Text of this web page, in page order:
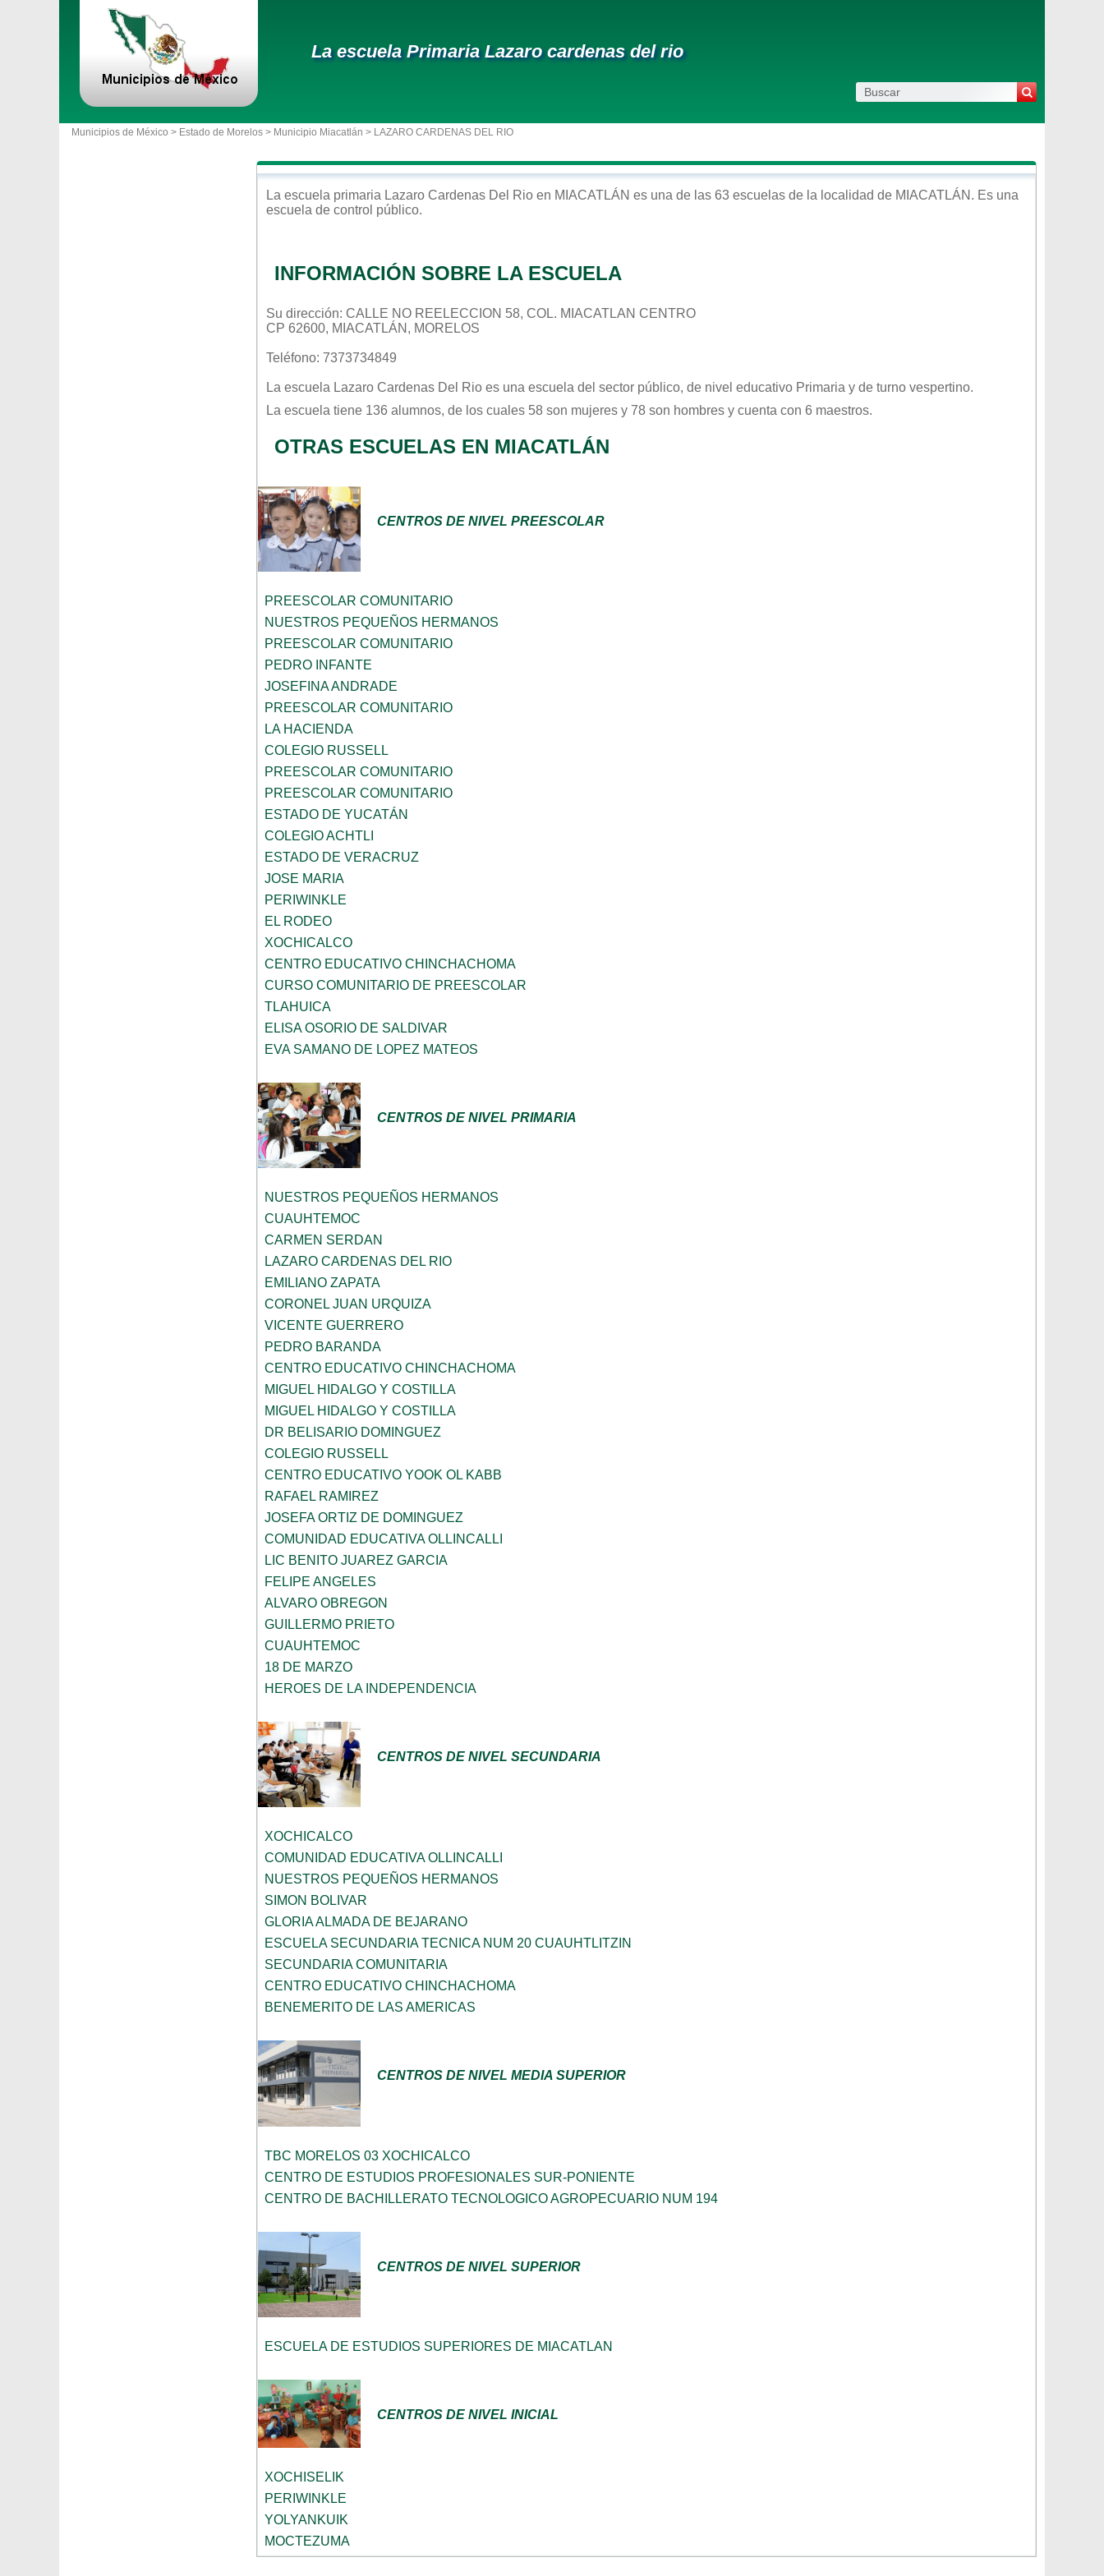
La escuela Primaria Lazaro cardenas del rio
Municipios de México > Estado de Morelos > Municipio Miacatlán > LAZARO CARDENAS DEL RIO
La escuela primaria Lazaro Cardenas Del Rio en MIACATLÁN es una de las 63 escuelas de la localidad de MIACATLÁN . Es una
escuela de control público.
INFORMACIÓN SOBRE LA ESCUELA
Su dirección: CALLE NO REELECCION 58, COL. MIACATLAN CENTRO
CP 62600, MIACATLÁN, MORELOS
Teléfono: 7373734849
La escuela Lazaro Cardenas Del Rio es una escuela del sector público, de nivel educativo Primaria y de turno vespertino.
La escuela tiene 136 alumnos, de los cuales 58 son mujeres y 78 son hombres y cuenta con 6 maestros.
OTRAS ESCUELAS EN MIACATLÁN
CENTROS DE NIVEL PREESCOLAR
PREESCOLAR COMUNITARIO
NUESTROS PEQUEÑOS HERMANOS
PREESCOLAR COMUNITARIO
PEDRO INFANTE
JOSEFINA ANDRADE
PREESCOLAR COMUNITARIO
LA HACIENDA
COLEGIO RUSSELL
PREESCOLAR COMUNITARIO
PREESCOLAR COMUNITARIO
ESTADO DE YUCATÁN
COLEGIO ACHTLI
ESTADO DE VERACRUZ
JOSE MARIA
PERIWINKLE
EL RODEO
XOCHICALCO
CENTRO EDUCATIVO CHINCHACHOMA
CURSO COMUNITARIO DE PREESCOLAR
TLAHUICA
ELISA OSORIO DE SALDIVAR
EVA SAMANO DE LOPEZ MATEOS
CENTROS DE NIVEL PRIMARIA
NUESTROS PEQUEÑOS HERMANOS
CUAUHTEMOC
CARMEN SERDAN
LAZARO CARDENAS DEL RIO
EMILIANO ZAPATA
CORONEL JUAN URQUIZA
VICENTE GUERRERO
PEDRO BARANDA
CENTRO EDUCATIVO CHINCHACHOMA
MIGUEL HIDALGO Y COSTILLA
MIGUEL HIDALGO Y COSTILLA
DR BELISARIO DOMINGUEZ
COLEGIO RUSSELL
CENTRO EDUCATIVO YOOK OL KABB
RAFAEL RAMIREZ
JOSEFA ORTIZ DE DOMINGUEZ
COMUNIDAD EDUCATIVA OLLINCALLI
LIC BENITO JUAREZ GARCIA
FELIPE ANGELES
ALVARO OBREGON
GUILLERMO PRIETO
CUAUHTEMOC
18 DE MARZO
HEROES DE LA INDEPENDENCIA
CENTROS DE NIVEL SECUNDARIA
XOCHICALCO
COMUNIDAD EDUCATIVA OLLINCALLI
NUESTROS PEQUEÑOS HERMANOS
SIMON BOLIVAR
GLORIA ALMADA DE BEJARANO
ESCUELA SECUNDARIA TECNICA NUM 20 CUAUHTLITZIN
SECUNDARIA COMUNITARIA
CENTRO EDUCATIVO CHINCHACHOMA
BENEMERITO DE LAS AMERICAS
CENTROS DE NIVEL MEDIA SUPERIOR
TBC MORELOS 03 XOCHICALCO
CENTRO DE ESTUDIOS PROFESIONALES SUR-PONIENTE
CENTRO DE BACHILLERATO TECNOLOGICO AGROPECUARIO NUM 194
CENTROS DE NIVEL SUPERIOR
ESCUELA DE ESTUDIOS SUPERIORES DE MIACATLAN
CENTROS DE NIVEL INICIAL
XOCHISELIK
PERIWINKLE
YOLYANKUIK
MOCTEZUMA